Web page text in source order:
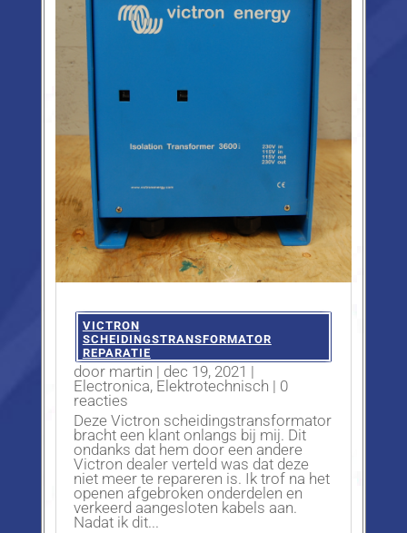
VICTRON
SCHEIDINGSTRANSFORMATOR
REPARATIE
door martin | dec 19, 2021 |
Electronica, Elektrotechnisch | 0
reacties
Deze Victron scheidingstransformator
bracht een klant onlangs bij mij. Dit
ondanks dat hem door een andere
Victron dealer verteld was dat deze
niet meer te repareren is. Ik trof na het
openen afgebroken onderdelen en
verkeerd aangesloten kabels aan.
Nadat ik dit...